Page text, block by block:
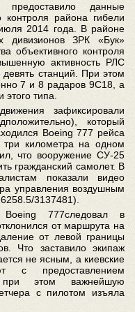
предоставило данные
контроля района гибели
2014 года. В районе
дивизионов ЗРК «Бук»
объективного контроля
активность РЛС
станций. При этом
7 и 8 радаров 9С18, а
типа.
зафиксировали
который
Boeing 777 рейса
километра на одном
что вооружение СУ-25
гражданский самолет. В
показали видео
управления воздушным
3137481).
777следовал в
от маршрута на
от левой границы
Что заставило экипаж
не ясным, а киевские
с предоставлением
при этом важнейшую
с пилотом изъяла